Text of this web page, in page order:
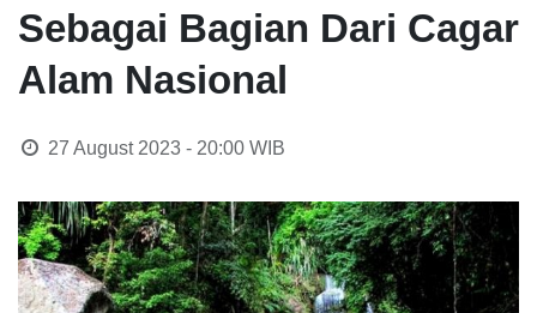
Sebagai Bagian Dari Cagar
Alam Nasional
27 August 2023 - 20:00WIB